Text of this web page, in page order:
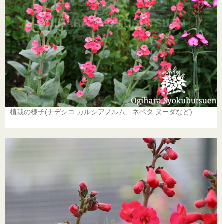
植栽の様子(ナデシコ カルシアノルム、ネペタ ヌーダなど)